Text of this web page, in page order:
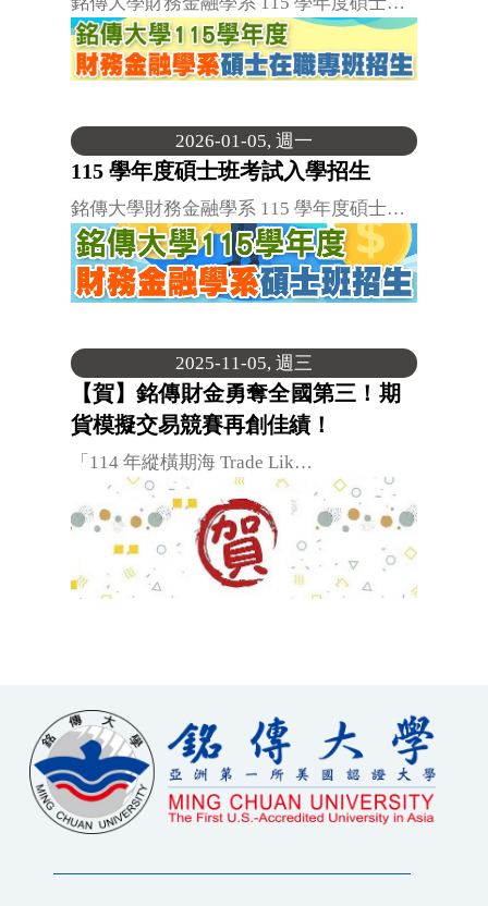
2026-01-05, 週一
115 學年度碩士班考試入學招生
銘傳大學財務金融學系 115 學年度碩士…
2025-11-05, 週三
【賀】銘傳財金勇奪全國第三！期
貨模擬交易競賽再創佳績！
「114 年縱橫期海 Trade Lik…